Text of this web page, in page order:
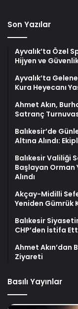
Son Yazılar
Ayvalık’ta Özel
Hijyen ve
Ayvalık’ta
Kura Heyecanı
Ahmet Akın,
Satranç
Balıkesir’de
Altına Alındı:
Balıkesir Valiliği
Başlayan Orman
Alındı
Akçay-Midilli
Yeniden Gümrük
Balıkesir
CHP’den İstifa
Ahmet Akın’dan
Ziyareti
Basılı Yayınlar